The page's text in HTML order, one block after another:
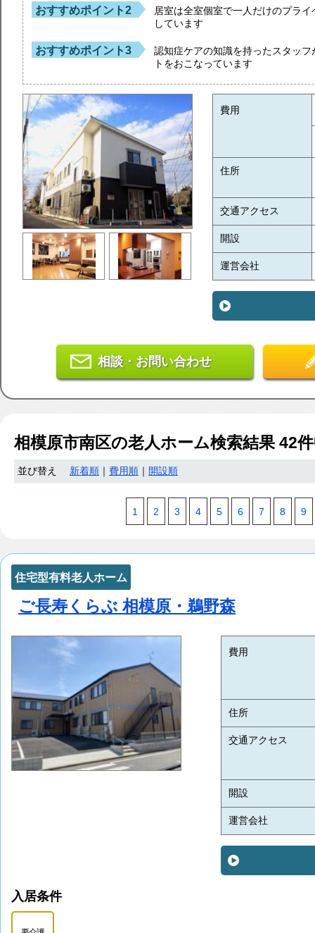
おすすめポイント2
居室は全室個室で一人だけのプラ
しています
おすすめポイント3
認知症ケアの知識を持ったスタッ
トをおこなっています
費用
住所
交通アクセス
開設
運営会社
相談・お問い合わせ
相模原市南区の老人ホーム検索結果 42
並び替え 新着順 費用順 開設順
1 2 3 4 5 6 7 8 9
住宅型有料老人ホーム
ご長寿くらぶ 相模原・鵜野森
費用
住所
交通アクセス
開設
運営会社
入居条件